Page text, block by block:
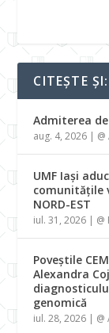
CITEȘTE ȘI:
Admiterea
aug. 4, 2026 |
UMF Iași
comunitățile
NORD-EST
iul. 31, 2026 | @
Poveștile
Alexandra
genomică
iul. 28, 2026 |